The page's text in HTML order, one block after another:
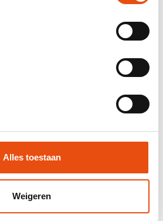
Alles toestaan
Weigeren
und/oder Muster
zum Valentinstag